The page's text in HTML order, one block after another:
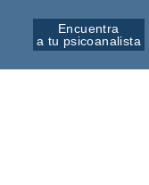
Encuentra
a tu psicoanalista